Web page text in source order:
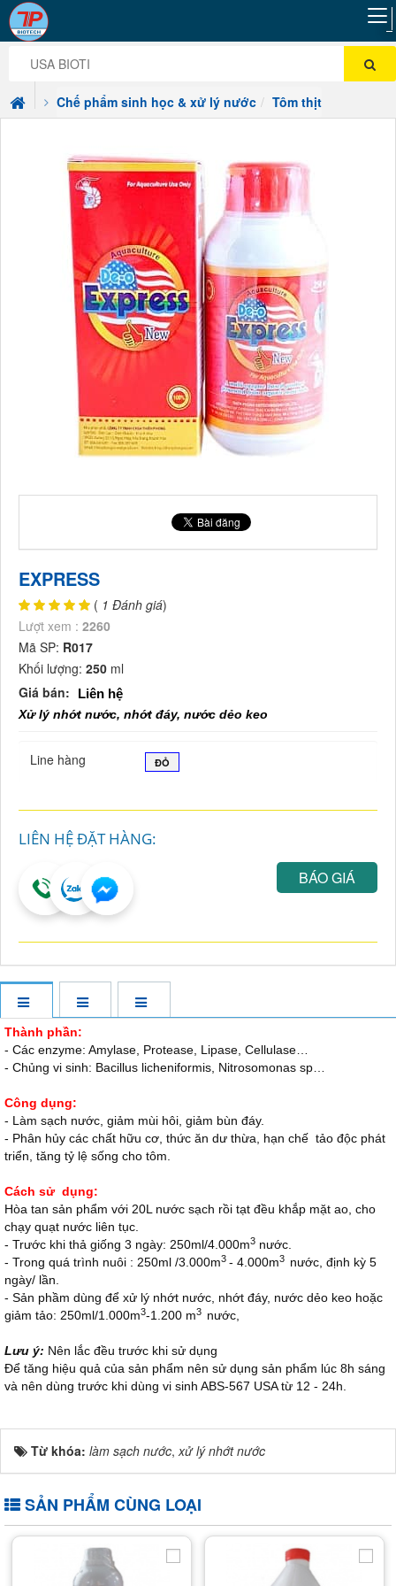
Chế phẩm sinh học & xử lý nước Tôm thịt
EXPRESS
( 1 Đánh giá)
Lượt xem : 2260
Mã SP: R017
Khối lượng: 250 ml
Giá bán:
Liên hệ
Xử lý nhớt nước, nhớt đáy, nước dẻo keo
Line hàng ĐỎ
LIÊN HỆ ĐẶT HÀNG:
BÁO GIÁ
Thành phần:
- Các enzyme: Amylase, Protease, Lipase, Cellulase…
- Chủng vi sinh: Bacillus licheniformis, Nitrosomonas sp…
Công dụng:
- Làm sạch nước, giảm mùi hôi, giảm bùn đáy.
- Phân hủy các chất hữu cơ, thức ăn dư thừa, hạn chế tảo độc phát
triển, tăng tỷ lệ sống cho tôm.
Cách sử dụng:
Hòa tan sản phẩm với 20L nước sạch rồi tạt đều khắp mặt ao, cho
chạy quạt nước liên tục.
- Trước khi thả giống 3 ngày: 250ml/4.000m3 nước.
- Trong quá trình nuôi : 250ml /3.000m3 - 4.000m3 nước, định kỳ 5
ngày/ lần.
- Sản phầm dùng để xử lý nhớt nước, nhớt đáy, nước dẻo keo hoặc
giảm tảo: 250ml/1.000m3-1.200 m3 nước,
Lưu ý: Nên lắc đều trước khi sử dụng
Để tăng hiệu quả của sản phẩm nên sử dụng sản phẩm lúc 8h sáng
và nên dùng trước khi dùng vi sinh ABS-567 USA từ 12 - 24h.
Từ khóa: làm sạch nước,xử lý nhớt nước
SẢN PHẨM CÙNG LOẠI